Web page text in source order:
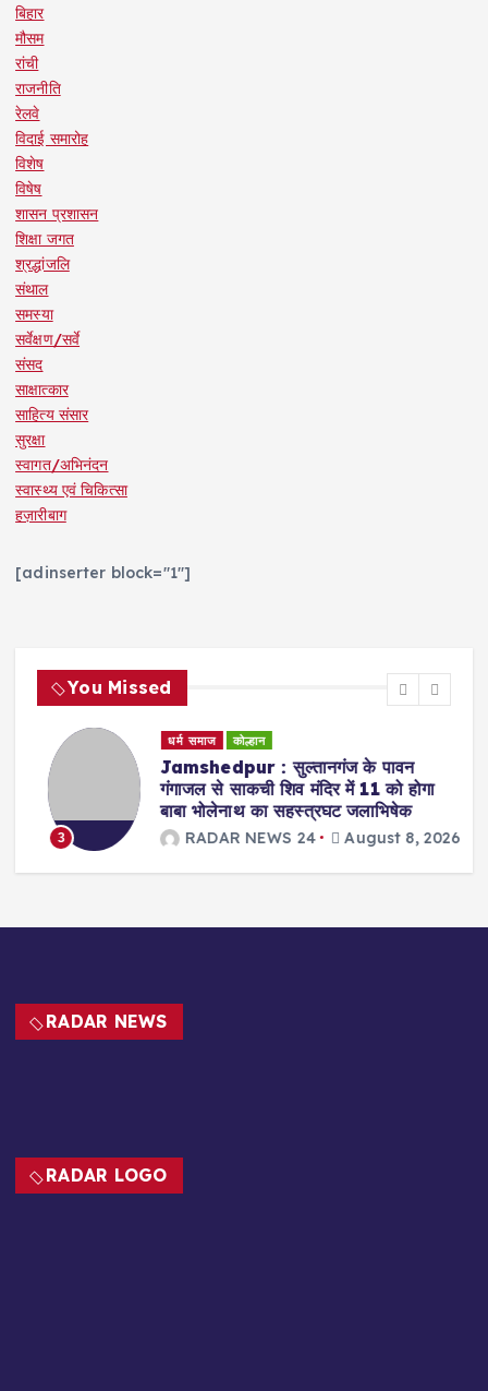
बिहार
मौसम
रांची
राजनीति
रेलवे
विदाई समारोह
विशेष
विषेष
शासन प्रशासन
शिक्षा जगत
श्रद्धांजलि
संथाल
समस्या
सर्वेक्षण/सर्वे
संसद
साक्षात्कार
साहित्य संसार
सुरक्षा
स्वागत/अभिनंदन
स्वास्थ्य एवं चिकित्सा
हज़ारीबाग
[adinserter block="1"]
You Missed
3
धर्म समाज कोल्हान
Jamshedpur : सुल्तानगंज के पावन
गंगाजल से साकची शिव मंदिर में 11 को होगा
बाबा भोलेनाथ का सहस्त्रघट जलाभिषेक
RADAR NEWS 24 August 8, 2026
RADAR NEWS
RADAR LOGO